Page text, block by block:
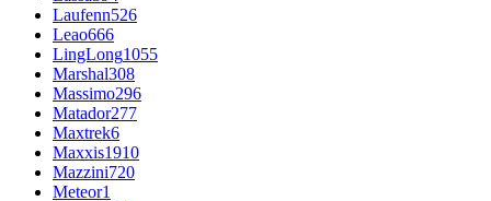
Laufenn526
Leao666
LingLong1055
Marshal308
Massimo296
Matador277
Maxtrek6
Maxxis1910
Mazzini720
Meteor1